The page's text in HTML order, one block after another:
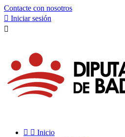
Contacte con nosotros
 Iniciar sesión

  Inicio